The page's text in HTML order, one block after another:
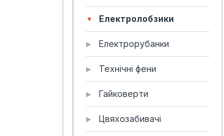
▼ Електролобзики
▶ Електрорубанки
▶ Технічні фени
▶ Гайковерти
▶ Цвяхозабивачі